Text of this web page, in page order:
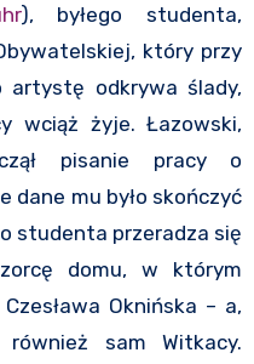
), byłego studenta,
który przy
artystę odkrywa ślady,
wciąż żyje. Łazowski,
pisanie pracy o
dane mu było skończyć
studenta przeradza się
domu, w którym
Oknińska – a,
sam Witkacy.